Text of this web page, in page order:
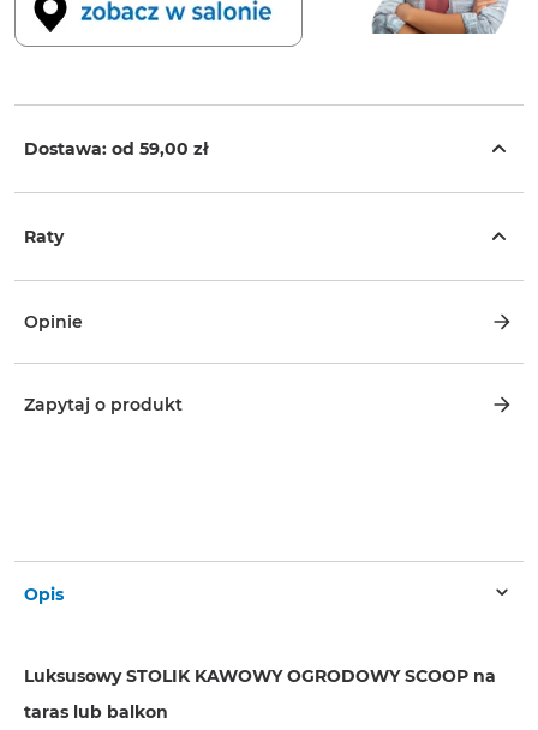
Dostawa: od 59,00 zł
Raty
Opinie
Zapytaj o produkt
Opis
Luksusowy STOLIK KAWOWY OGRODOWY SCOOP na
taras lub balkon